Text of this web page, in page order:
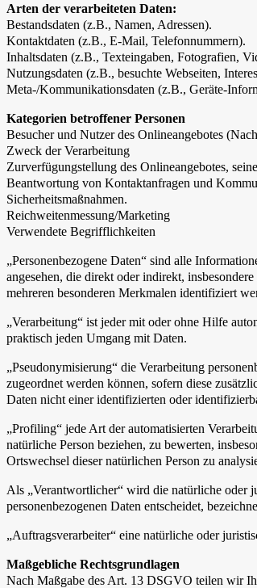
Arten der verarbeiteten Daten:
Bestandsdaten (z.B., Namen, Adressen).
Kontaktdaten (z.B., E-Mail, Telefonnummern).
Inhaltsdaten (z.B., Texteingaben, Fotografien,
Nutzungsdaten (z.B., besuchte Webseiten,
Meta-/Kommunikationsdaten (z.B., Geräte-
Kategorien betroffener Personen
Besucher und Nutzer des Onlineangebotes
Zweck der Verarbeitung
Zurverfügungstellung des Onlineangebotes,
Beantwortung von Kontaktanfragen und
Sicherheitsmaßnahmen.
Reichweitenmessung/Marketing
Verwendete Begrifflichkeiten
„Personenbezogene Daten“ sind alle
angesehen, die direkt oder indirekt,
mehreren besonderen Merkmalen identifiziert
„Verarbeitung“ ist jeder mit oder ohne Hilfe
praktisch jeden Umgang mit Daten.
„Pseudonymisierung“ die Verarbeitung
zugeordnet werden können, sofern diese
Daten nicht einer identifizierten oder
„Profiling“ jede Art der automatisierten
natürliche Person beziehen, zu bewerten,
Ortswechsel dieser natürlichen Person zu
Als „Verantwortlicher“ wird die natürliche oder
personenbezogenen Daten entscheidet,
„Auftragsverarbeiter“ eine natürliche oder
Maßgebliche Rechtsgrundlagen
Nach Maßgabe des Art. 13 DSGVO teilen wir